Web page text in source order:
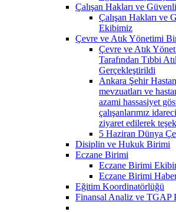
Çalışan Hakları ve
Çalışan Hakları ve
Ekibimiz
Çevre ve Atık Yönetimi
Çevre ve Atık
Tarafından Tıbbi
Gerçekleştirildi
Ankara Şehir
mevzuatları ve
azami hassasiyet
çalışanlarımız
ziyaret edilerek
5 Haziran Dünya
Disiplin ve Hukuk Birimi
Eczane Birimi
Eczane Birimi
Eczane Birimi
Eğitim Koordinatörlüğü
Finansal Analiz ve TGAP